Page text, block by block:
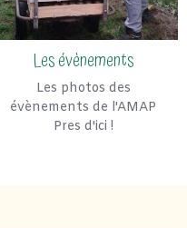
Les évènements
Les photos des
évènements de l'AMAP
Pres d'ici !